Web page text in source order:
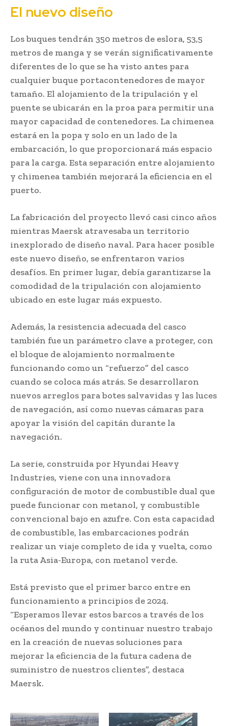
El nuevo diseño
Los buques tendrán 350 metros de eslora, 53,5
metros de manga y se verán significativamente
diferentes de lo que se ha visto antes para
cualquier buque portacontenedores de mayor
tamaño. El alojamiento de la tripulación y el
puente se ubicarán en la proa para permitir una
mayor capacidad de contenedores. La chimenea
estará en la popa y solo en un lado de la
embarcación, lo que proporcionará más espacio
para la carga. Esta separación entre alojamiento
y chimenea también mejorará la eficiencia en el
puerto.
La fabricación del proyecto llevó casi cinco años
mientras Maersk atravesaba un territorio
inexplorado de diseño naval. Para hacer posible
este nuevo diseño, se enfrentaron varios
desafíos. En primer lugar, debía garantizarse la
comodidad de la tripulación con alojamiento
ubicado en este lugar más expuesto.
Además, la resistencia adecuada del casco
también fue un parámetro clave a proteger, con
el bloque de alojamiento normalmente
funcionando como un “refuerzo” del casco
cuando se coloca más atrás. Se desarrollaron
nuevos arreglos para botes salvavidas y las luces
de navegación, así como nuevas cámaras para
apoyar la visión del capitán durante la
navegación.
La serie, construida por Hyundai Heavy
Industries, viene con una innovadora
configuración de motor de combustible dual que
puede funcionar con metanol, y combustible
convencional bajo en azufre. Con esta capacidad
de combustible, las embarcaciones podrán
realizar un viaje completo de ida y vuelta, como
la ruta Asia-Europa, con metanol verde.
Está previsto que el primer barco entre en
funcionamiento a principios de 2024.
“Esperamos llevar estos barcos a través de los
océanos del mundo y continuar nuestro trabajo
en la creación de nuevas soluciones para
mejorar la eficiencia de la futura cadena de
suministro de nuestros clientes”, destaca
Maersk.